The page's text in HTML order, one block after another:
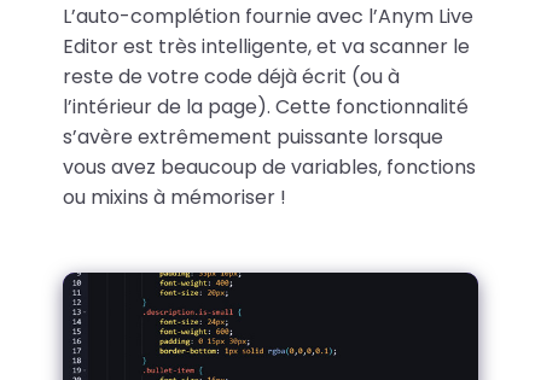
L’auto-complétion fournie avec l’Anym Live
Editor est très intelligente, et va scanner le
reste de votre code déjà écrit (ou à
l’intérieur de la page). Cette fonctionnalité
s’avère extrêmement puissante lorsque
vous avez beaucoup de variables, fonctions
ou mixins à mémoriser !